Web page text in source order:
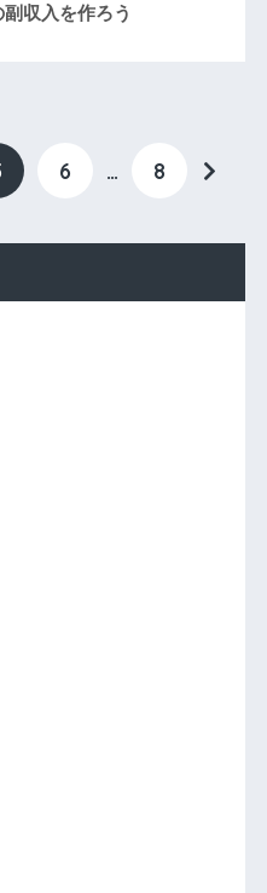
収入を作ろう
6 … 8